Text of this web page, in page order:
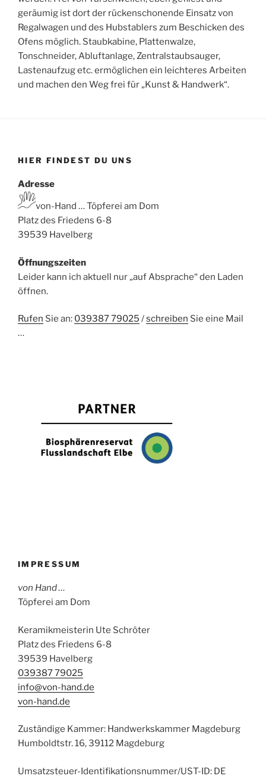
geräumig ist dort der rückenschonende Einsatz von
Regalwagen und des Hubstablers zum Beschicken des
Ofens möglich. Staubkabine, Plattenwalze,
Tonschneider, Abluftanlage, Zentralstaubsauger,
Lastenaufzug etc. ermöglichen ein leichteres Arbeiten
und machen den Weg frei für „Kunst & Handwerk“.
HIER FINDEST DU UNS
Adresse
von-Hand … Töpferei am Dom
Platz des Friedens 6-8
39539 Havelberg
Öffnungszeiten
Leider kann ich aktuell nur „auf Absprache“ den Laden
öffnen.
Rufen Sie an: 039387 79025 /schreiben Sie eine Mail
…
IMPRESSUM
von Hand …
Töpferei am Dom
Keramikmeisterin Ute Schröter
Platz des Friedens 6-8
39539 Havelberg
039387 79025
info@von-hand.de
von-hand.de
Zuständige Kammer: Handwerkskammer Magdeburg
Humboldtstr. 16, 39112 Magdeburg
Umsatzsteuer-Identifikationsnummer/UST-ID: DE